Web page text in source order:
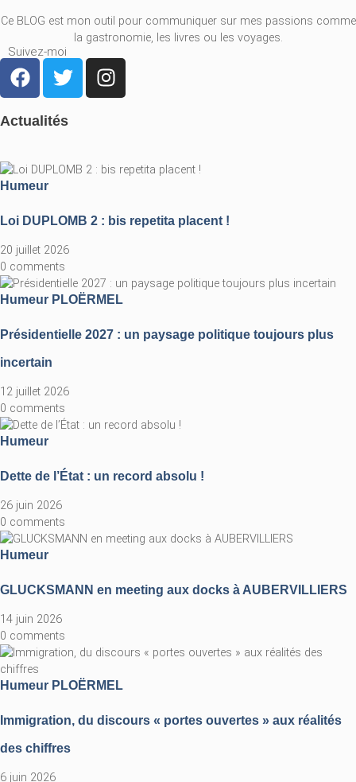
Ce BLOG est mon outil pour communiquer sur mes passions comme
la gastronomie, les livres ou les voyages.
Suivez-moi
Actualités
Humeur
Loi DUPLOMB 2 : bis repetita placent !
20 juillet 2026
0 comments
Humeur PLOËRMEL
Présidentielle 2027 : un paysage politique toujours plus
incertain
12 juillet 2026
0 comments
Humeur
Dette de l’État : un record absolu !
26 juin 2026
0 comments
Humeur
GLUCKSMANN en meeting aux docks à AUBERVILLIERS
14 juin 2026
0 comments
Humeur PLOËRMEL
Immigration, du discours « portes ouvertes » aux réalités
des chiffres
6 juin 2026